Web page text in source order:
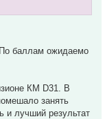
баллам ожидаемо
КМ D31. В
занять
и лучший результат